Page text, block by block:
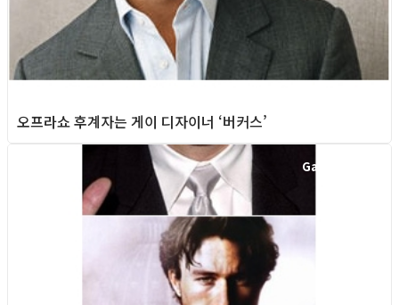
오프라쇼 후계자는 게이 디자이너 ‘버커스’
Gay Culture